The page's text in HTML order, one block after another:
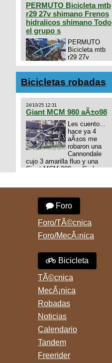
PERMUTO Bicicleta mtb
r29 27v shimano Frenos
hidralicos shimano Todo
el grupo s
PERMUTO
Bicicleta mtb
r29 27v
shimano
Frenos hidralicos shimano
Todo el grupo shimano Talle
s/m Permuto x pistera o ruta
talle s o m.
Bicicletas robadas
24/10/25 12:31
Giant MCM 980 aÃ±o98
Les cuento...
hace ya 4
aÃ±os me
robaron una
Cannondale
cujo 3 amarilla fluo y una
Giant MCM 980 en Gral
a Lujan. Aun conservo las
denuncias y las fotos de mis
bikes. Desde aquel momento,
no paro de entrar a diferentes
portales t
Foro
Foro/TÃ©cnica
Foro/MecÃ¡nica
Bicicleta
TÃ©cnica
MecÃ¡nica
Robadas
Noticias
Calendario
Tandem
Freerider